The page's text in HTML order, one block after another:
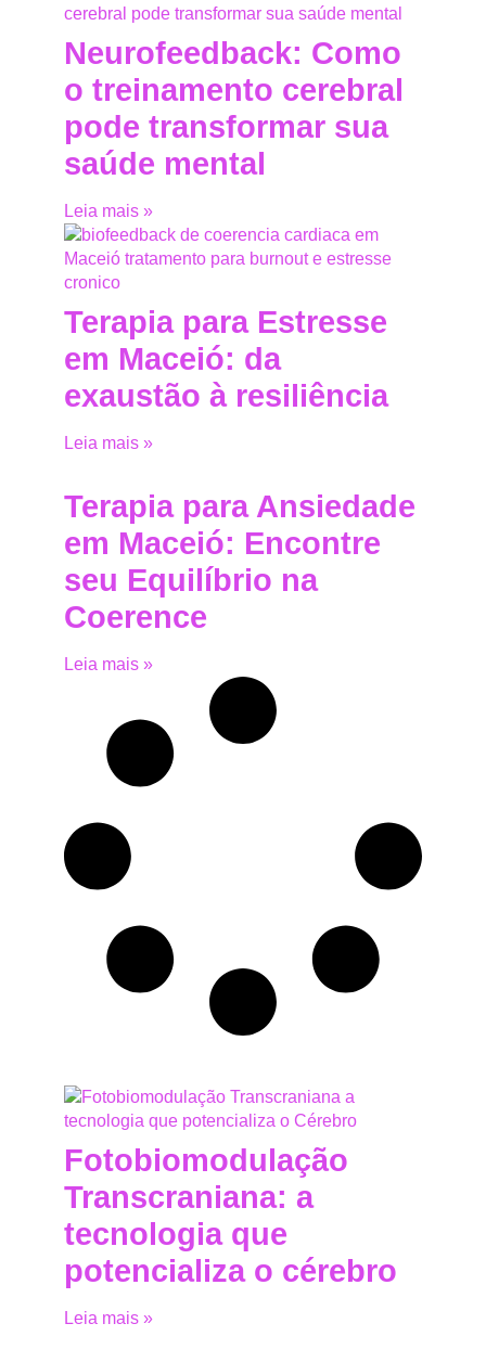
Neurofeedback: Como
o treinamento cerebral
pode transformar sua
saúde mental
Leia mais »
Terapia para Estresse
em Maceió: da
exaustão à resiliência
Leia mais »
Terapia para Ansiedade
em Maceió: Encontre
seu Equilíbrio na
Coerence
Leia mais »
Fotobiomodulação
Transcraniana: a
tecnologia que
potencializa o cérebro
Leia mais »